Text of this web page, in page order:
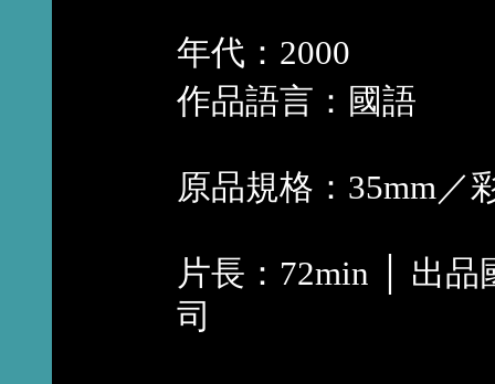
年代：2000
作品語言：國語
原品規格：35mm／
片長：72min │ 出
司